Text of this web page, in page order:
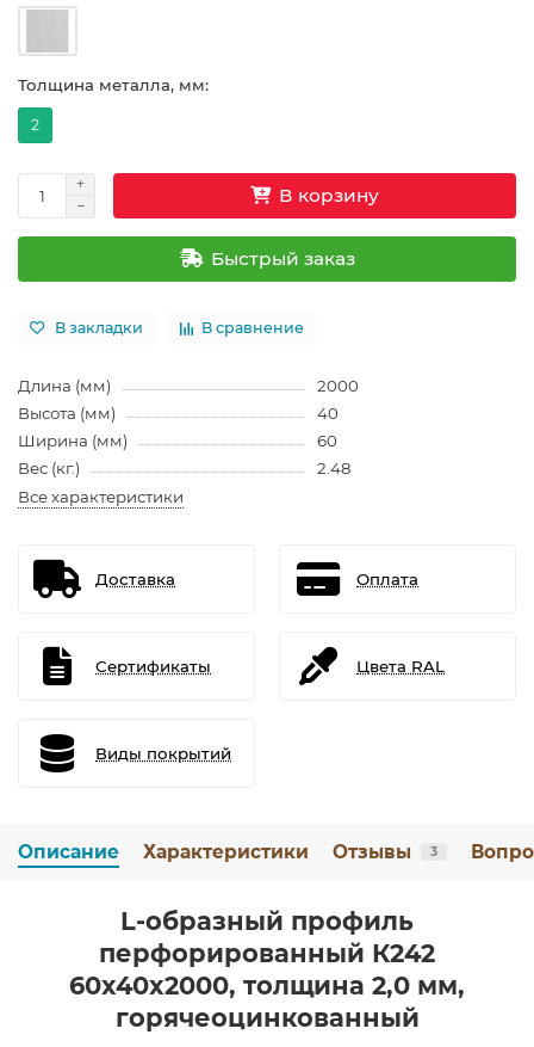
Толщина металла, мм:
2
В корзину
Быстрый заказ
В закладки В сравнение
Длина (мм)
2000
Высота (мм)
40
Ширина (мм)
60
Вес (кг.)
2.48
Все характеристики
Доставка Оплата
Сертификаты Цвета RAL
Виды покрытий
Описание Характеристики Отзывы 3
L-образный профиль
перфорированный К242
60x40x2000, толщина 2,0 мм,
горячеоцинкованный